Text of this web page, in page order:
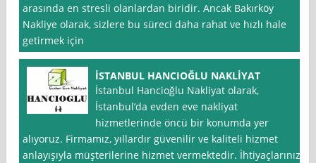
arasında en stresli olanlardan biridir. Ancak Bakırköy
Nakliye olarak, sizlere bu süreci daha rahat ve hızlı hale
getirmek için
İSTANBUL HANCIOĞLU NAKLİYAT
İstanbul Hancioğlu Nakliyat olarak,
İstanbul’da evden eve nakliyat
hizmetlerinde öncü bir konumda yer
alıyoruz. Firmamız, yıllardır güvenilir ve kaliteli hizmet
anlayışıyla müşterilerine hizmet vermektedir. İhtiyaçlarınıza